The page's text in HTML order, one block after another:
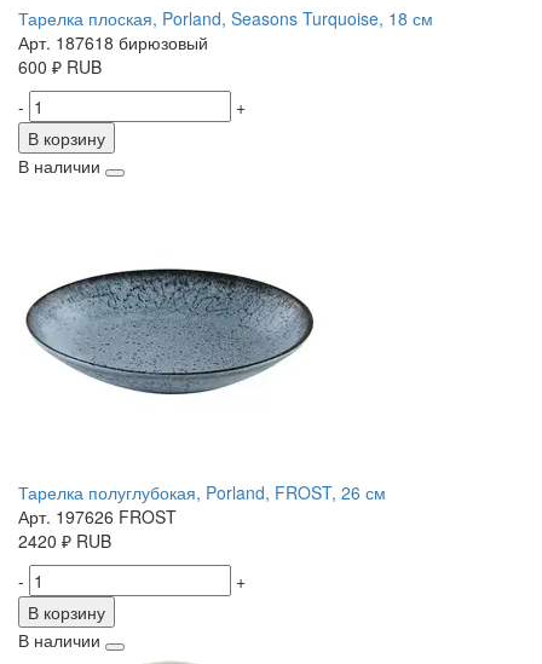
Тарелка плоская, Porland, Seasons Turquoise, 18 см
Арт. 187618 бирюзовый
600 ₽ RUB
-
+
В корзину
В наличии
Тарелка полуглубокая, Porland, FROST, 26 см
Арт. 197626 FROST
2420 ₽ RUB
-
+
В корзину
В наличии